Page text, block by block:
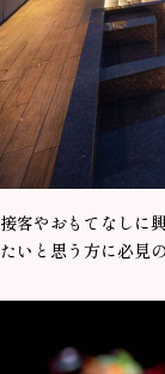
接客やおもてなしに
たいと思う方に必見